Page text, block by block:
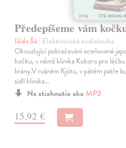
Předepíšeme vám
Išida Šó| Elektronická audiokniha
Okouzlující pokračování oceňované
kočku, v němž klinika Kokoro pro
brány.V rušném Kjótu, v pátém patře
sídlí klinika…
Na stiahnutie ako MP3
15,92 €